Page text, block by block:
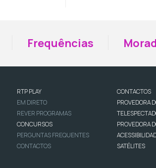
Frequências
RTP PLAY
EM DIRETO
REVER PROGRAMAS
CONCURSOS
PERGUNTAS FREQUENTES
CONTACTOS
CONTACTOS
PROVEDORA
PROVEDORA
SATÉLITES